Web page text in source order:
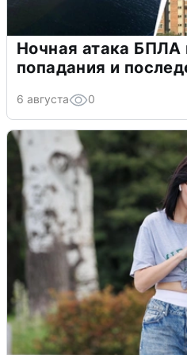
Ночная атака БПЛА
попадания и
6 августа 0